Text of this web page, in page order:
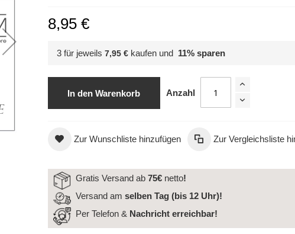
8,95 €
3 für jeweils 7,95 €kaufen und 11% sparen
Anzahl
In den Warenkorb
Zur Wunschliste hinzufügen Zur Vergleichsliste
Gratis Versand ab 75€netto!
Versand am selben Tag (bis 12 Uhr)!
Per Telefon & Nachricht erreichbar!